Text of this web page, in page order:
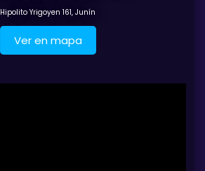
Hipolito Yrigoyen 161, Junín
Ver en mapa